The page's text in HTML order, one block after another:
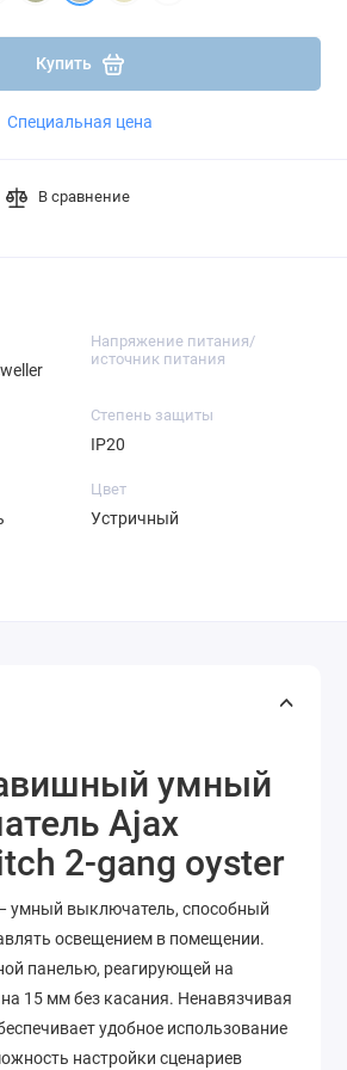
Купить
Специальная цена
В сравнение
Напряжение питания/
источник питания
Степень защиты
IP20
Цвет
Устричный
умный
Ajax
2-gang oyster
умный выключатель, способный
освещением в помещении.
панелью, реагирующей на
15 мм без касания. Ненавязчивая
удобное использование
настройки сценариев